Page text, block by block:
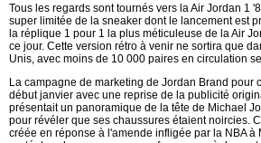
Tous les regards sont tournés vers la Air Jordan 1
super limitée de la sneaker dont le lancement est
la réplique 1 pour 1 la plus méticuleuse de la Air
ce jour. Cette version rétro à venir ne sortira que
Unis, avec moins de 10 000 paires en circulation
La campagne de marketing de Jordan Brand pour
début janvier avec une reprise de la publicité
présentait un panoramique de la tête de Michael
pour révéler que ses chaussures étaient noircies.
créée en réponse à l'amende infligée par la NBA à